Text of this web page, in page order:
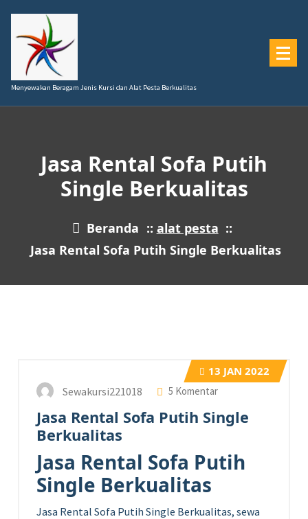
konten
Menyewakan Beragam Jenis Kursi dan Alat Pesta Berkualitas
Jasa Rental Sofa Putih
Single Berkualitas
Beranda :: alat pesta ::
Jasa Rental Sofa Putih Single Berkualitas
13 JAN 2022
Sewakursi221018
5 Komentar
Jasa Rental Sofa Putih Single
Berkualitas
Jasa Rental Sofa Putih
Single Berkualitas
Jasa Rental Sofa Putih Single Berkualitas, sewa